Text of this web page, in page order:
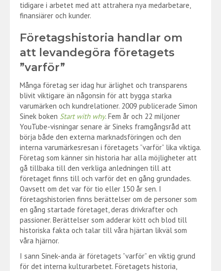
tidigare i arbetet med att attrahera nya medarbetare,
finansiärer och kunder.
Företagshistoria handlar om
att levandegöra företagets
”varför”
Många företag ser idag hur ärlighet och transparens
blivit viktigare än någonsin för att bygga starka
varumärken och kundrelationer. 2009 publicerade Simon
Sinek boken Start with why. Fem år och 22 miljoner
YouTube-visningar senare är Sineks framgångsråd att
börja både den externa marknadsföringen och den
interna varumärkesresan i företagets ”varför” lika viktiga.
Företag som känner sin historia har alla möjligheter att
gå tillbaka till den verkliga anledningen till att
företaget finns till och varför det en gång grundades.
Oavsett om det var för tio eller 150 år sen. I
företagshistorien finns berättelser om de personer som
en gång startade företaget, deras drivkrafter och
passioner. Berättelser som adderar kött och blod till
historiska fakta och talar till våra hjärtan likväl som
våra hjärnor.
I sann Sinek-anda är företagets ”varför” en viktig grund
för det interna kulturarbetet. Företagets historia,